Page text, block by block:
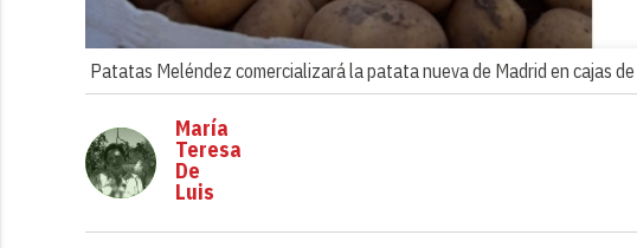
Patatas Meléndez comercializará la patata nueva de Madrid en cajas
María
Teresa
De
Luis